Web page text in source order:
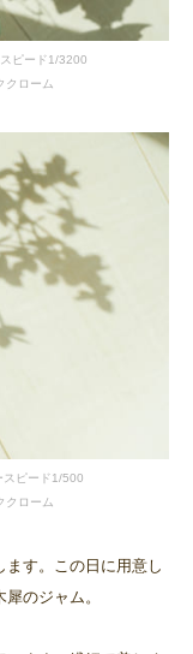
ピード1/3200
クローム
スピード1/500
クローム
す。この日に用意し
のジャム。